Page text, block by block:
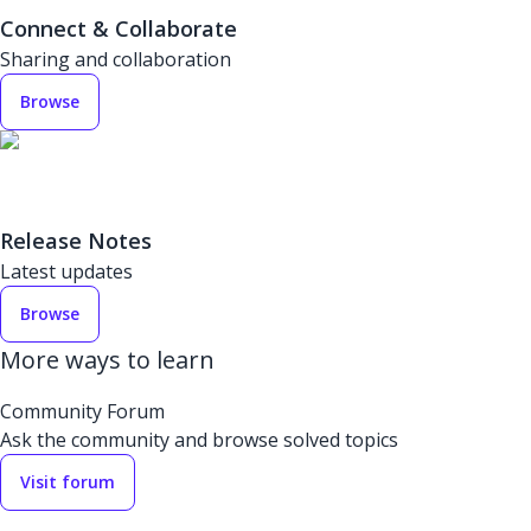
Connect & Collaborate
Sharing and collaboration
Browse
Release Notes
Latest updates
Browse
More ways to learn
Community Forum
Ask the community and browse solved topics
Visit forum